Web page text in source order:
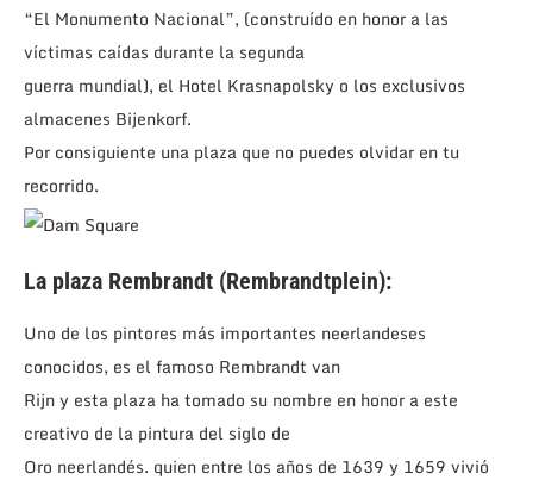
“El Monumento Nacional”, (construído en honor a las
víctimas caídas durante la segunda
guerra mundial), el Hotel Krasnapolsky o los exclusivos
almacenes Bijenkorf.
Por consiguiente una plaza que no puedes olvidar en tu
recorrido.
La plaza Rembrandt (Rembrandtplein):
Uno de los pintores más importantes neerlandeses
conocidos, es el famoso Rembrandt van
Rijn y esta plaza ha tomado su nombre en honor a este
creativo de la pintura del siglo de
Oro neerlandés. quien entre los años de 1639 y 1659 vivió